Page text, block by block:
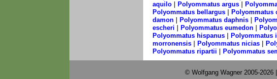
aquilo| Polyommatus argus|
Polyommatus bellargus| Polyommatus
damon| Polyommatus daphnis|
escheri | Polyommatus eumedon|
Polyommatus hispanus| Polyommatus
morronensis| Polyommatus nicias|
Polyommatus ripartii | Polyommatus
© Wolfgang Wagner 2005-2026 |